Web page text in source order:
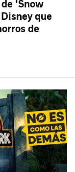
'Snow
que
de